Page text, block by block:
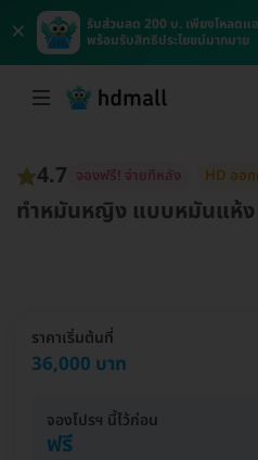
×
รับส่วนลด 200 บ. เพียงโหลด
พร้อมรับสิทธิประโยชน์มากมาย
4.7 จองฟรี! จ่ายทีหลัง HD ออก
ทำหมันหญิง แบบหมันแห้ง
ราคาเริ่มต้นที่
36,000 บาท
จองโปรฯ นี้ไว้ก่อน
ฟรี